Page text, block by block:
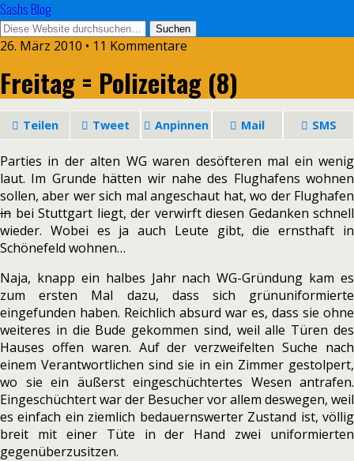
Sashs Blog
26. März 2010 • 11 Kommentare
Freitag = Polizeitag (8)
Teilen Tweet Anpinnen Mail SMS
Parties in der alten WG waren desöfteren mal ein wenig
laut. Im Grunde hätten wir nahe des Flughafens wohnen
sollen, aber wer sich mal angeschaut hat, wo der Flughafen
in bei Stuttgart liegt, der verwirft diesen Gedanken schnell
wieder. Wobei es ja auch Leute gibt, die ernsthaft in
Schönefeld wohnen…
Naja, knapp ein halbes Jahr nach WG-Gründung kam es
zum ersten Mal dazu, dass sich grünuniformierte
eingefunden haben. Reichlich absurd war es, dass sie ohne
weiteres in die Bude gekommen sind, weil alle Türen des
Hauses offen waren. Auf der verzweifelten Suche nach
einem Verantwortlichen sind sie in ein Zimmer gestolpert,
wo sie ein äußerst eingeschüchtertes Wesen antrafen.
Eingeschüchtert war der Besucher vor allem deswegen, weil
es einfach ein ziemlich bedauernswerter Zustand ist, völlig
breit mit einer Tüte in der Hand zwei uniformierten
gegenüberzusitzen.